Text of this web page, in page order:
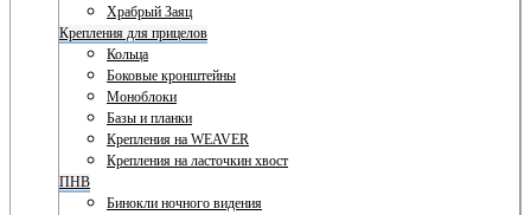
Храбрый Заяц
Крепления для прицелов
Кольца
Боковые кронштейны
Моноблоки
Базы и планки
Крепления на WEAVER
Крепления на ласточкин хвост
ПНВ
Бинокли ночного видения